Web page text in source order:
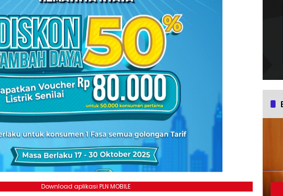
Download aplikasi PLN MOBILE